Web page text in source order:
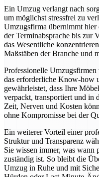
Ein Umzug verlangt nach
um möglichst stressfrei zu
Umzugsfirma übernimmt
der Terminabsprache bis zur
das Wesentliche
Maßstäben der Branche und
Professionelle
das erforderliche Know-how
gewährleistet, dass Ihre
verpackt, transportiert und in
Zeit, Nerven und Kosten
ohne Kompromisse bei der
Ein weiterer Vorteil einer
Struktur und Transparenz
Sie wissen immer, was wann
zuständig ist. So bleibt die
Umzug in Ruhe und mit